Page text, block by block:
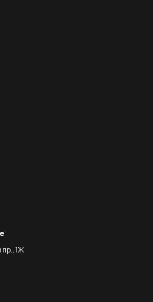
пр., 1Ж